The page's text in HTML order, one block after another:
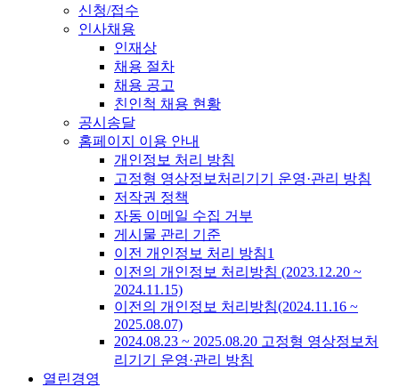
신청/접수
인사채용
인재상
채용 절차
채용 공고
친인척 채용 현황
공시송달
홈페이지 이용 안내
개인정보 처리 방침
고정형 영상정보처리기기 운영·관리 방침
저작권 정책
자동 이메일 수집 거부
게시물 관리 기준
이전 개인정보 처리 방침1
이전의 개인정보 처리방침 (2023.12.20 ~
2024.11.15)
이전의 개인정보 처리방침(2024.11.16 ~
2025.08.07)
2024.08.23 ~ 2025.08.20 고정형 영상정보처
리기기 운영·관리 방침
열린경영